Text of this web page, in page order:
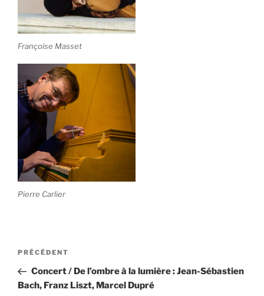
Françoise Masset
Pierre Carlier
Navigation
l’article
Article
précédent
PRÉCÉDENT
Concert / De l’ombre à la lumière : Jean-Sébastien
Bach, Franz Liszt, Marcel Dupré